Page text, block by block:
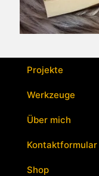
Projekte
Werkzeuge
Über mich
Kontaktformular
Shop